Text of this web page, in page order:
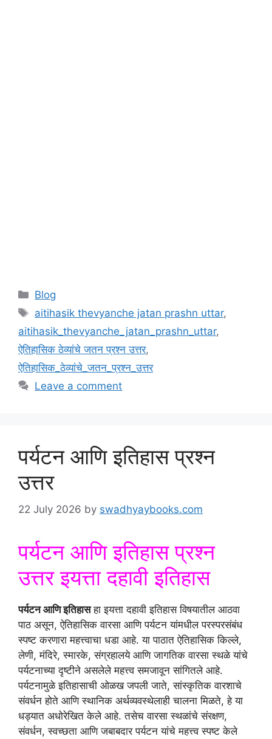
Categories
Blog
Tags
aitihasik thevyanche jatan prashn uttar,
aitihasik_thevyanche_jatan_prashn_uttar,
ऐतिहासिक ठेव्यांचे जतन प्रश्न उत्तर,
ऐतिहासिक_ठेव्यांचे_जतन_प्रश्न_उत्तर
Leave a comment
पर्यटन आणि इतिहास प्रश्न
उत्तर
22 July 2026 by swadhyaybooks.com
पर्यटन आणि इतिहास प्रश्न
उत्तर इयत्ता दहावी इतिहास
पर्यटन आणि इतिहासहा इयत्ता दहावी इतिहास विषयातील आठवा
पाठ असून, ऐतिहासिक वारसा आणि पर्यटन यांमधील परस्परसंबंध
स्पष्ट करणारा महत्त्वाचा धडा आहे. या पाठात ऐतिहासिक किल्ले,
लेणी, मंदिरे, स्मारके, संग्रहालये आणि जागतिक वारसा स्थळे यांचे
पर्यटनाच्या दृष्टीने असलेले महत्त्व समजावून सांगितले आहे.
पर्यटनामुळे इतिहासाची ओळख जपली जाते, सांस्कृतिक वारशाचे
संवर्धन होते आणि स्थानिक अर्थव्यवस्थेलाही चालना मिळते, हे या
धड्यात अधोरेखित केले आहे. तसेच वारसा स्थळांचे संरक्षण,
संवर्धन, स्वच्छता आणि जबाबदार पर्यटन यांचे महत्त्व स्पष्ट केले